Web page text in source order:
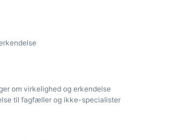
om virkelighed og erkendelse
til fagfæller og ikke-specialister